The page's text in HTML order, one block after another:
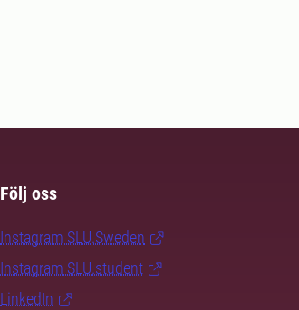
Följ oss
Instagram SLU.Sweden
Instagram SLU.student
LinkedIn